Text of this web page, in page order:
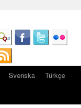
Svenska
Türkçe